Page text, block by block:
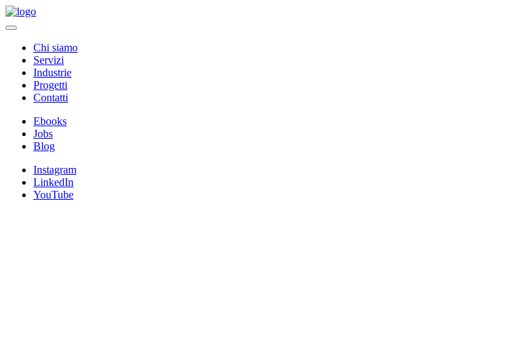
Chi siamo
Servizi
Industrie
Progetti
Contatti
Ebooks
Jobs
Blog
Instagram
LinkedIn
YouTube